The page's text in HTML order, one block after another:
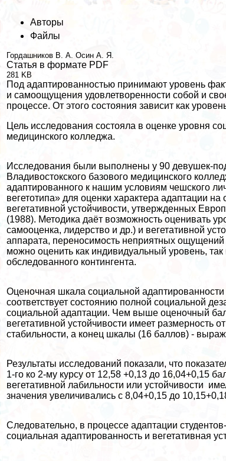
Авторы
Файлы
Гордашников В. А.Осин А. Я.
Статья в формате PDF
281 KB
Под адаптированностью принимают уровень
и самоощущения удовлетворенности собой и
процессе. От этого состояния зависит как
Цель исследования состояла в оценке уровня
медицинского колледжа.
Исследования были выполнены у 90 дeвyшек-
Владивостокского базового медицинского
адаптированного к нашим условиям чешского
вегетотипа» для оценки хаpaктера адаптации
вегетативной устойчивости, утвержденных
(1988). Методика даёт возможность оценивать
самооценка, лидерство и др.) и вегетативной
аппарата, переносимость неприятных ощущений
можно оценить как индивидуальный уровень,
обследованного контингента.
Оценочная шкала социальной
соответствует состоянию полной социальной
социальной адаптации. Чем выше оценочный
вегетативной устойчивости имеет размерность
стабильности, а конец шкалы (16 баллов) -
Результаты исследований показали, что
1-го ко 2-му курсу от 12,58 +0,13 до 16,04+0,15
вегетативной лабильности или устойчивости
значения увеличивались с 8,04+0,15 до
Следовательно, в процессе адаптации
социальная адаптированность и вегетативная